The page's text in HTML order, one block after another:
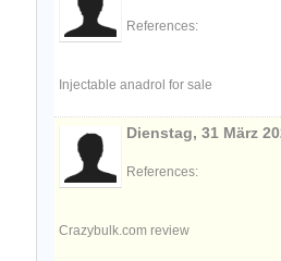
References:
Injectable anadrol for sale
Dienstag, 31 März
References:
Crazybulk.com review